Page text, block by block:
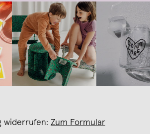
widerrufen: Zum Formular